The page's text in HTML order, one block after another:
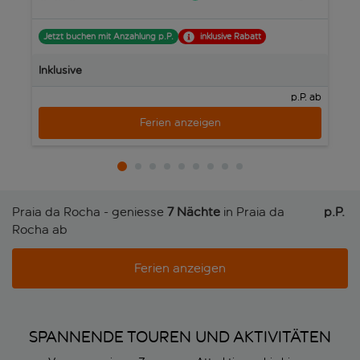
Jetzt buchen mit Anzahlung p.P. inklusive Rabatt
Inklusive
p.P. ab
Ferien anzeigen
Praia da Rocha - geniesse 7 Nächte in Praia da
Rocha ab
p.P.
Ferien anzeigen
SPANNENDE TOUREN UND AKTIVITÄTEN